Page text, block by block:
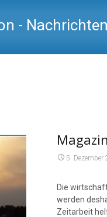
-
5. Dezember
Die
werden
Zeitarbeit